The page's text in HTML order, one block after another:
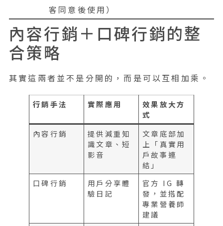
客同意後使用）
內容行銷＋口碑行銷的整
合策略
其實這兩者並不是分開的，而是可以互相加乘。
行銷手法 實際應用
效果放大方
式
內容行銷
提供減重知
識文章、短
影音
文章底部加
上「真實用
戶故事連
結」
口碑行銷
用戶分享體
驗日記
官方 IG 轉
發，並搭配
專業營養師
建議